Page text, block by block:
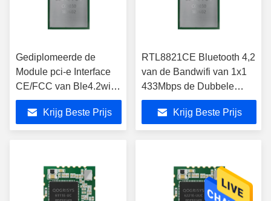
Gediplomeerde de
Module pci-e Interface
CE/FCC van Ble4.2wifi
Bluetooth Combo
Krijg Beste Prijs
RTL8821CE Bluetooth 4,2
van de Bandwifi van 1x1
433Mbps de Dubbele
Schakelaar van de
ModuleipexKrijg Beste Prijs